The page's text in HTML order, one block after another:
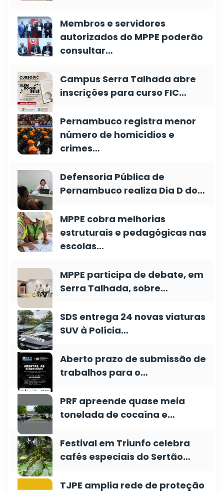
Membros e servidores
autorizados do MPPE poderão
consultar…
Campus Serra Talhada abre
inscrições para curso FIC…
Pernambuco registra menor
número de homicídios e
crimes…
Defensoria Pública de
Pernambuco realiza Dia D do…
MPPE cobra melhorias
estruturais e pedagógicas nas
escolas…
MPPE participa de debate, em
Serra Talhada, sobre…
SDS entrega 24 novas viaturas
SUV à Polícia…
Aberto prazo de submissão de
trabalhos para o…
PRF apreende quase meia
tonelada de cocaína e…
Festival em Triunfo celebra
cafés especiais do Sertão…
TJPE amplia rede de proteção